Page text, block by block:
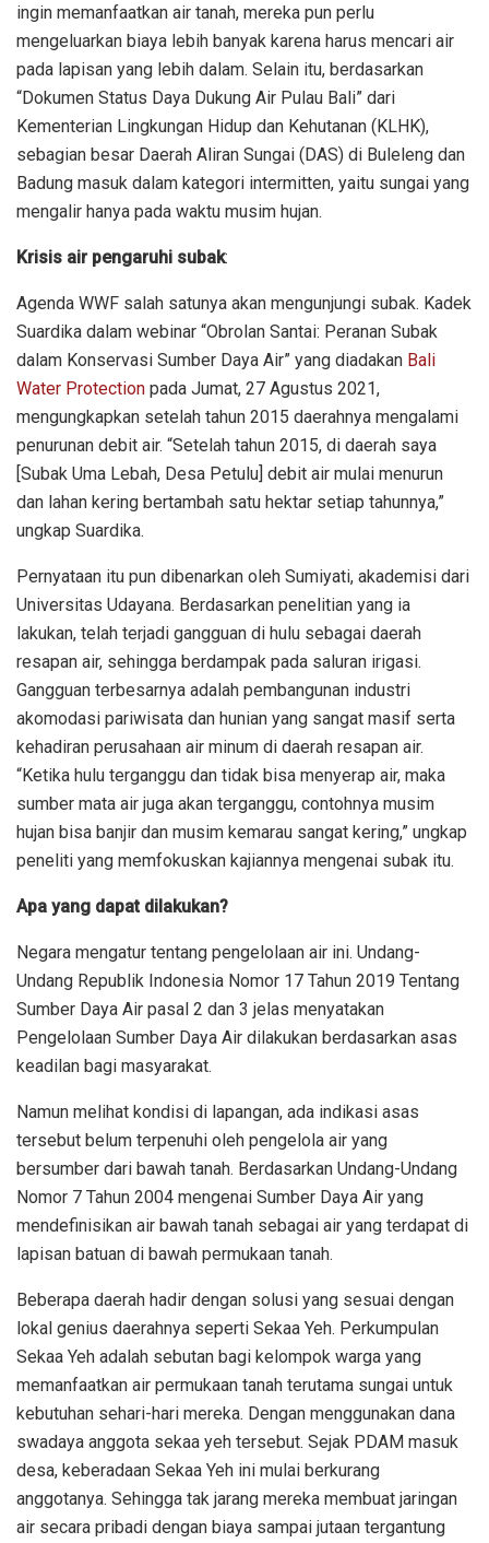
ingin memanfaatkan air tanah, mereka pun perlu
mengeluarkan biaya lebih banyak karena harus mencari air
pada lapisan yang lebih dalam. Selain itu, berdasarkan
“Dokumen Status Daya Dukung Air Pulau Bali” dari
Kementerian Lingkungan Hidup dan Kehutanan (KLHK),
sebagian besar Daerah Aliran Sungai (DAS) di Buleleng dan
Badung masuk dalam kategori intermitten, yaitu sungai yang
mengalir hanya pada waktu musim hujan.
Krisis air pengaruhi subak:
Agenda WWF salah satunya akan mengunjungi subak. Kadek
Suardika dalam webinar “Obrolan Santai: Peranan Subak
dalam Konservasi Sumber Daya Air” yang diadakan Bali
Water Protection pada Jumat, 27 Agustus 2021,
mengungkapkan setelah tahun 2015 daerahnya mengalami
penurunan debit air. “Setelah tahun 2015, di daerah saya
[Subak Uma Lebah, Desa Petulu] debit air mulai menurun
dan lahan kering bertambah satu hektar setiap tahunnya,”
ungkap Suardika.
Pernyataan itu pun dibenarkan oleh Sumiyati, akademisi dari
Universitas Udayana. Berdasarkan penelitian yang ia
lakukan, telah terjadi gangguan di hulu sebagai daerah
resapan air, sehingga berdampak pada saluran irigasi.
Gangguan terbesarnya adalah pembangunan industri
akomodasi pariwisata dan hunian yang sangat masif serta
kehadiran perusahaan air minum di daerah resapan air.
“Ketika hulu terganggu dan tidak bisa menyerap air, maka
sumber mata air juga akan terganggu, contohnya musim
hujan bisa banjir dan musim kemarau sangat kering,” ungkap
peneliti yang memfokuskan kajiannya mengenai subak itu.
Apa yang dapat dilakukan?
Negara mengatur tentang pengelolaan air ini. Undang-
Undang Republik Indonesia Nomor 17 Tahun 2019 Tentang
Sumber Daya Air pasal 2 dan 3 jelas menyatakan
Pengelolaan Sumber Daya Air dilakukan berdasarkan asas
keadilan bagi masyarakat.
Namun melihat kondisi di lapangan, ada indikasi asas
tersebut belum terpenuhi oleh pengelola air yang
bersumber dari bawah tanah. Berdasarkan Undang-Undang
Nomor 7 Tahun 2004 mengenai Sumber Daya Air yang
mendefinisikan air bawah tanah sebagai air yang terdapat di
lapisan batuan di bawah permukaan tanah.
Beberapa daerah hadir dengan solusi yang sesuai dengan
lokal genius daerahnya seperti Sekaa Yeh. Perkumpulan
Sekaa Yeh adalah sebutan bagi kelompok warga yang
memanfaatkan air permukaan tanah terutama sungai untuk
kebutuhan sehari-hari mereka. Dengan menggunakan dana
swadaya anggota sekaa yeh tersebut. Sejak PDAM masuk
desa, keberadaan Sekaa Yeh ini mulai berkurang
anggotanya. Sehingga tak jarang mereka membuat jaringan
air secara pribadi dengan biaya sampai jutaan tergantung